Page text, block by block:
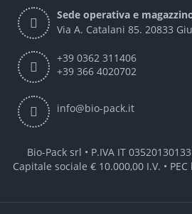
Sede operativa e
Via A. Catalani 85. 20833
+39 0362 311406
+39 366 4020702
info@bio-pack.it
Bio-Pack srl • P.IVA IT
Capitale sociale € 10.000,00 I.V. • PEC